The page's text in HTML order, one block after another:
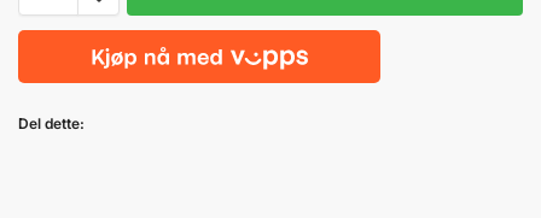
Del dette: